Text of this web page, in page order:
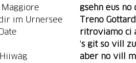
im Urnersee
gsehn eus no
Treno
's git so vill
aber no vill